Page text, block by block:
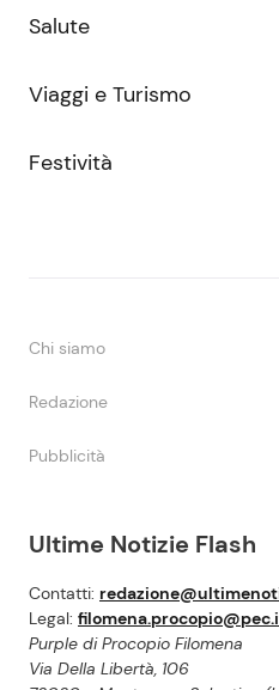
Ultime Notizie Flash
Contatti:
Legal:
Purple di Procopio Filomena
Via Della Libertà, 106
Salute
Viaggi e Turismo
Festività
Chi siamo
Redazione
Pubblicità